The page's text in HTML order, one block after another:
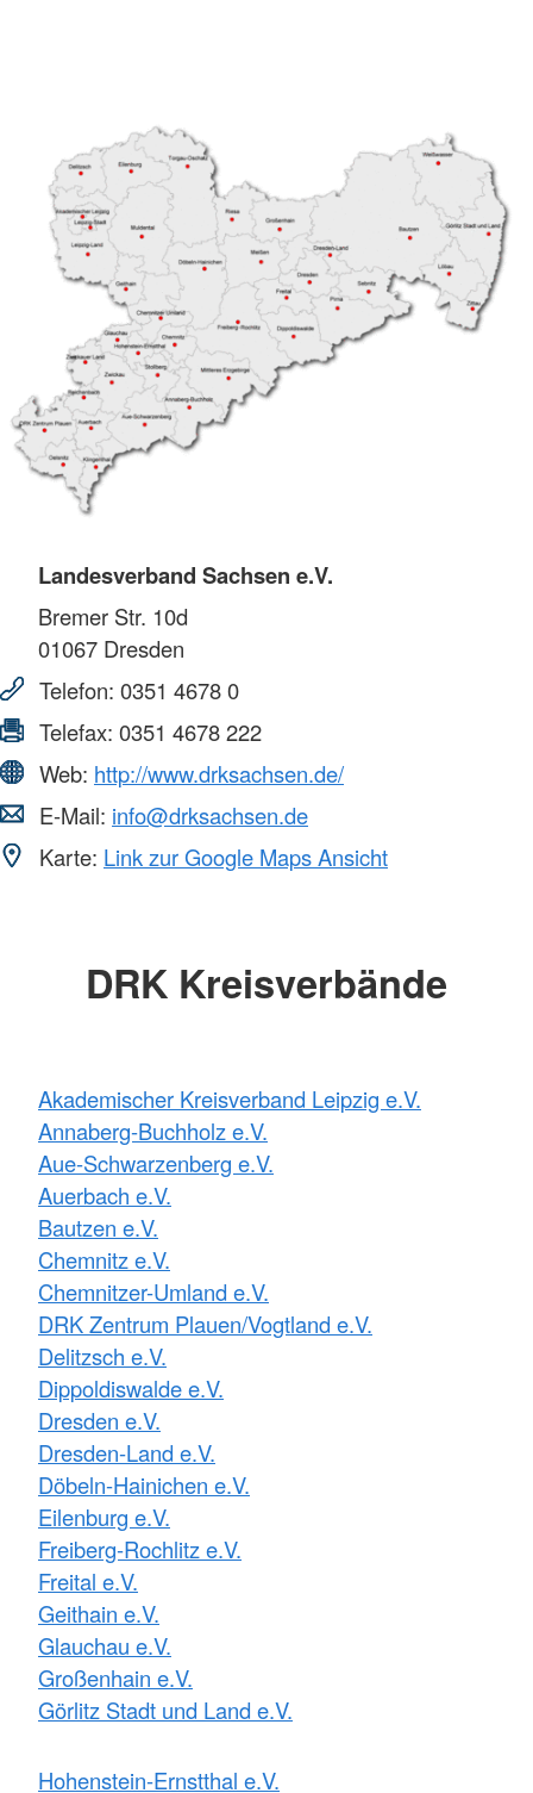
Landesverband Sachsen e.V.
Bremer Str. 10d
01067 Dresden
Telefon: 0351 4678 0
Telefax: 0351 4678 222
Web: http://www.drksachsen.de/
E-Mail: info@drksachsen.de
Karte: Link zur Google Maps Ansicht
DRK Kreisverbände
Akademischer Kreisverband Leipzig e.V.
Annaberg-Buchholz e.V.
Aue-Schwarzenberg e.V.
Auerbach e.V.
Bautzen e.V.
Chemnitz e.V.
Chemnitzer-Umland e.V.
DRK Zentrum Plauen/Vogtland e.V.
Delitzsch e.V.
Dippoldiswalde e.V.
Dresden e.V.
Dresden-Land e.V.
Döbeln-Hainichen e.V.
Eilenburg e.V.
Freiberg-Rochlitz e.V.
Freital e.V.
Geithain e.V.
Glauchau e.V.
Großenhain e.V.
Görlitz Stadt und Land e.V.
Hohenstein-Ernstthal e.V.